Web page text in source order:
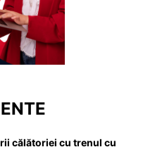
călătoriei cu trenul cu